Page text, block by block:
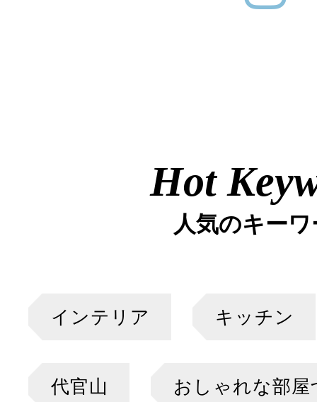
Hot
人気のキー
インテリア キッチン
代官山 おしゃれな部屋